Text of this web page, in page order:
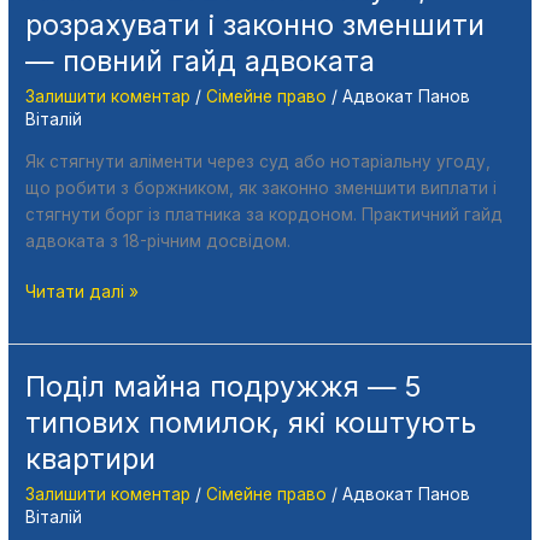
розрахувати і законно зменшити
— повний гайд адвоката
Залишити коментар /Сімейне право /Адвокат Панов
Віталій
Як стягнути аліменти через суд або нотаріальну угоду,
що робити з боржником, як законно зменшити виплати і
стягнути борг із платника за кордоном. Практичний гайд
адвоката з 18-річним досвідом.
як
стягнути,
розрахувати
і
зменшити
—
повний
гайд
Читати далі »
Поділ майна подружжя — 5
типових помилок, які коштують
квартири
Залишити коментар /Сімейне право /Адвокат Панов
Віталій
Поділ
майна
подружжя
—
5
типових